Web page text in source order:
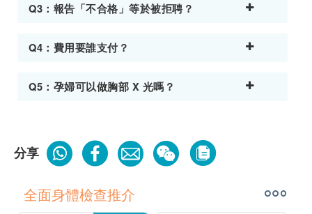
Q3：報告「不合格」等於被拒聘？
Q4：費用要誰支付？
Q5：孕婦可以做胸部 X 光嗎？
分享
全面身體檢查推介